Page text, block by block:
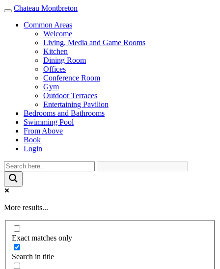
Toggle
navigation
Chateau Montbreton
Common Areas
Welcome
Living, Media and Game Rooms
Kitchen
Dining Room
Offices
Conference Room
Gym
Outdoor Terraces
Entertaining Pavilion
Bedrooms and Bathrooms
Swimming Pool
From Above
Book
Login
More results...
Exact matches only
Search in title